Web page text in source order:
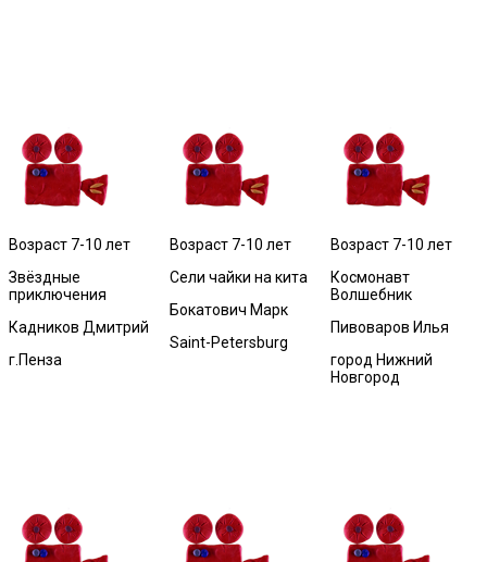
Возраст 7-10 лет
Звёздные
приключения
Кадников Дмитрий
г.Пенза
Возраст 7-10 лет
Сели чайки на кита
Бокатович Марк
Saint-Petersburg
Возраст 7-10 лет
Космонавт
Волшебник
Пивоваров Илья
город Нижний
Новгород